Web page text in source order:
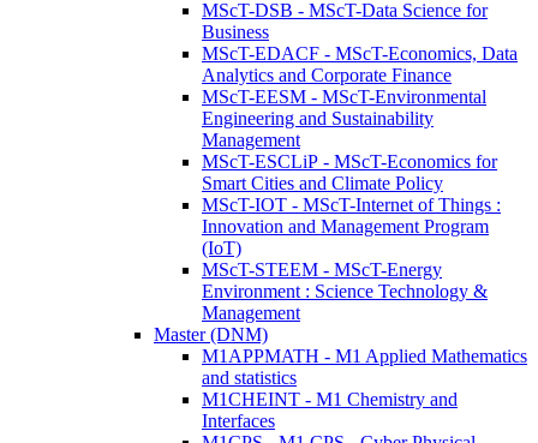
MScT-DSB - MScT-Data Science for
Business
MScT-EDACF - MScT-Economics, Data
Analytics and Corporate Finance
MScT-EESM - MScT-Environmental
Engineering and Sustainability
Management
MScT-ESCLiP - MScT-Economics for
Smart Cities and Climate Policy
MScT-IOT - MScT-Internet of Things :
Innovation and Management Program
(IoT)
MScT-STEEM - MScT-Energy
Environment : Science Technology &
Management
Master (DNM)
M1APPMATH - M1 Applied Mathematics
and statistics
M1CHEINT - M1 Chemistry and
Interfaces